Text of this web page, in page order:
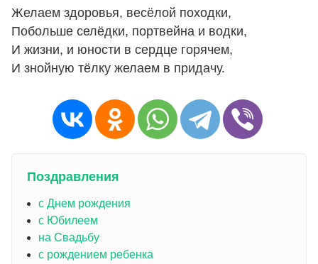
Желаем здоровья, весёлой походки,
Побольше селёдки, портвейна и водки,
И жизни, и юности в сердце горячем,
И знойную тёлку желаем в придачу.
Поздравления
с Днем рождения
с Юбилеем
на Свадьбу
с рождением ребенка